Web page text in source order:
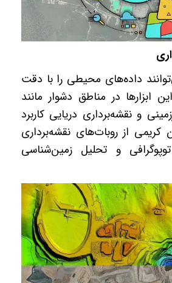
داده‌های محیطی را با دقت
ابزارها در مناطق دشوار مانند
و نقشه‌برداری دریایی کاربرد
از روبات‌های نقشه‌برداری
و تحلیل زمین‌شناسی